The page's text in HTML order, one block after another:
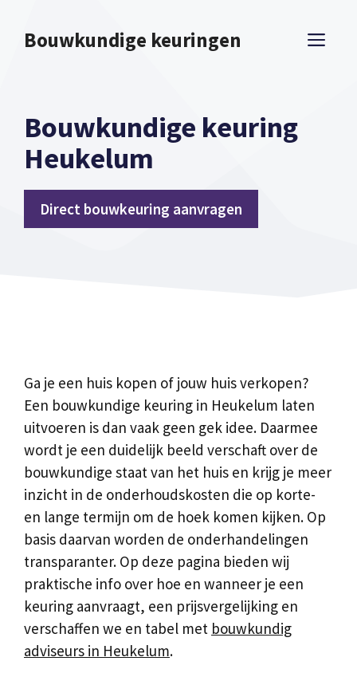
naarBouwkundige keuringen
Bouwkundige keuring
Heukelum
Direct bouwkeuring aanvragen
Ga je een huis kopen of jouw huis verkopen?
Een bouwkundige keuring in Heukelum laten
uitvoeren is dan vaak geen gek idee. Daarmee
wordt je een duidelijk beeld verschaft over de
bouwkundige staat van het huis en krijg je meer
inzicht in de onderhoudskosten die op korte-
en lange termijn om de hoek komen kijken. Op
basis daarvan worden de onderhandelingen
transparanter. Op deze pagina bieden wij
praktische info over hoe en wanneer je een
keuring aanvraagt, een prijsvergelijking en
verschaffen we en tabel met bouwkundig
adviseurs in Heukelum.